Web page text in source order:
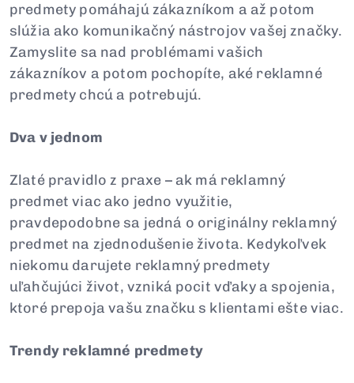
predmety pomáhajú zákazníkom a až potom
slúžia ako komunikačný nástrojov vašej značky.
Zamyslite sa nad problémami vašich
zákazníkov a potom pochopíte, aké reklamné
predmety chcú a potrebujú.
Dva v jednom
Zlaté pravidlo z praxe – ak má reklamný
predmet viac ako jedno využitie,
pravdepodobne sa jedná o originálny reklamný
predmet na zjednodušenie života. Kedykoľvek
niekomu darujete reklamný predmety
uľahčujúci život, vzniká pocit vďaky a spojenia,
ktoré prepoja vašu značku s klientami ešte viac.
Trendy reklamné predmety